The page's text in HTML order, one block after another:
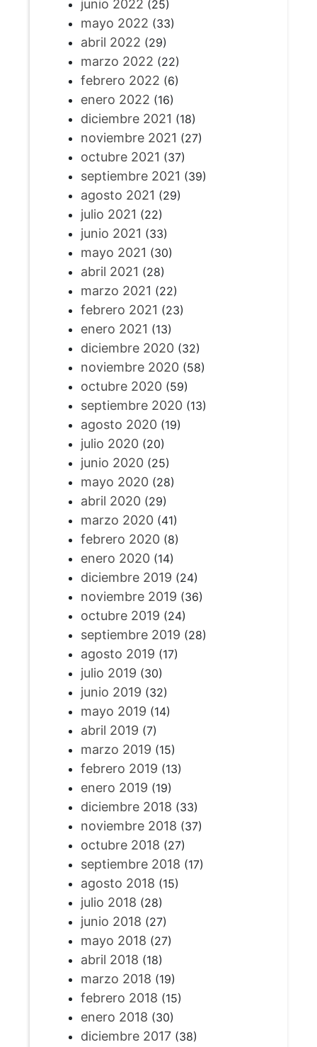
junio 2022 (25)
mayo 2022 (33)
abril 2022 (29)
marzo 2022 (22)
febrero 2022 (6)
enero 2022 (16)
diciembre 2021 (18)
noviembre 2021 (27)
octubre 2021 (37)
septiembre 2021 (39)
agosto 2021 (29)
julio 2021 (22)
junio 2021 (33)
mayo 2021 (30)
abril 2021 (28)
marzo 2021 (22)
febrero 2021 (23)
enero 2021 (13)
diciembre 2020(32)
noviembre 2020(58)
octubre 2020(59)
septiembre 2020(13)
agosto 2020(19)
julio 2020(20)
junio 2020(25)
mayo 2020(28)
abril 2020(29)
marzo 2020(41)
febrero 2020(8)
enero 2020(14)
diciembre 2019 (24)
noviembre 2019 (36)
octubre 2019 (24)
septiembre 2019 (28)
agosto 2019 (17)
julio 2019 (30)
junio 2019 (32)
mayo 2019 (14)
abril 2019 (7)
marzo 2019 (15)
febrero 2019 (13)
enero 2019 (19)
diciembre 2018 (33)
noviembre 2018 (37)
octubre 2018 (27)
septiembre 2018 (17)
agosto 2018 (15)
julio 2018 (28)
junio 2018 (27)
mayo 2018 (27)
abril 2018 (18)
marzo 2018 (19)
febrero 2018 (15)
enero 2018 (30)
diciembre 2017(38)